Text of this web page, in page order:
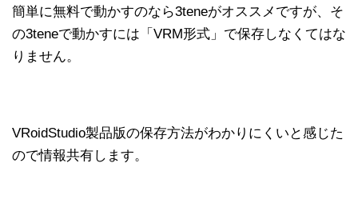
簡単に無料で動かすのなら3teneがオススメですが、そ
の3teneで動かすには「VRM形式」で保存しなくてはな
りません。
VRoidStudio製品版の保存方法がわかりにくいと感じた
ので情報共有します。